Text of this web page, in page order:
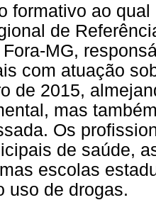
formativo ao
de
MG,
com atuação
de 2015,
mas
Os
de saúde,
escolas
uso de drogas.